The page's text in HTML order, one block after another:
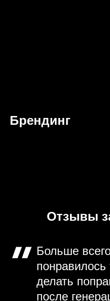
Брендинг
Отзывы
Больше
понравилось
делать
после